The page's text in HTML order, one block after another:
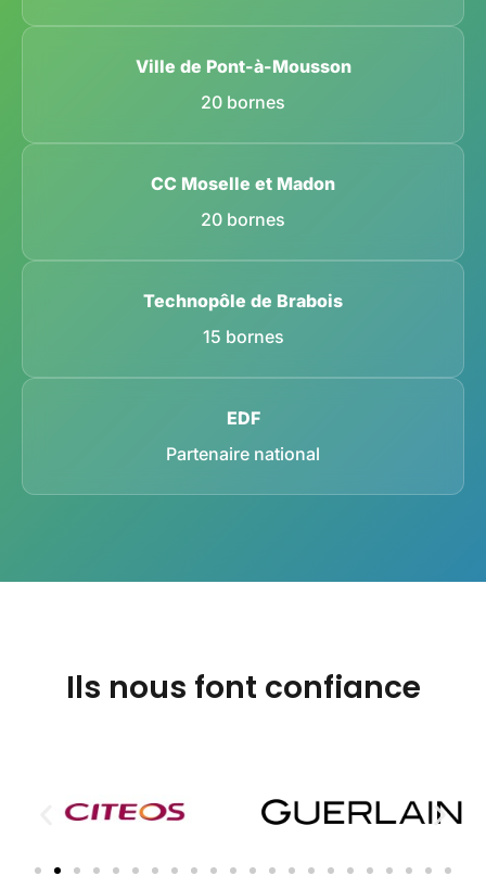
Ville de Pont-à-Mousson
20 bornes
CC Moselle et Madon
20 bornes
Technopôle de Brabois
15 bornes
EDF
Partenaire national
Ils nous font confiance